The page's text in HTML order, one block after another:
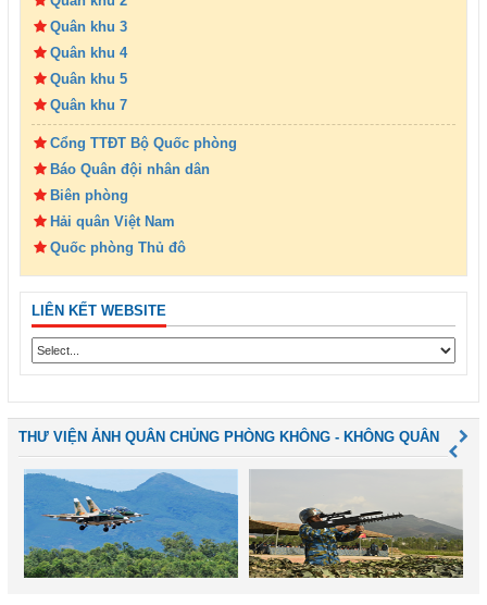
Quân khu 3
Quân khu 4
Quân khu 5
Quân khu 7
Cổng TTĐT Bộ Quốc phòng
Báo Quân đội nhân dân
Biên phòng
Hải quân Việt Nam
Quốc phòng Thủ đô
LIÊN KẾT WEBSITE
THƯ VIỆN ẢNH QUÂN CHỦNG PHÒNG KHÔNG - KHÔNG QUÂN